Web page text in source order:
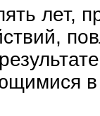
лет,